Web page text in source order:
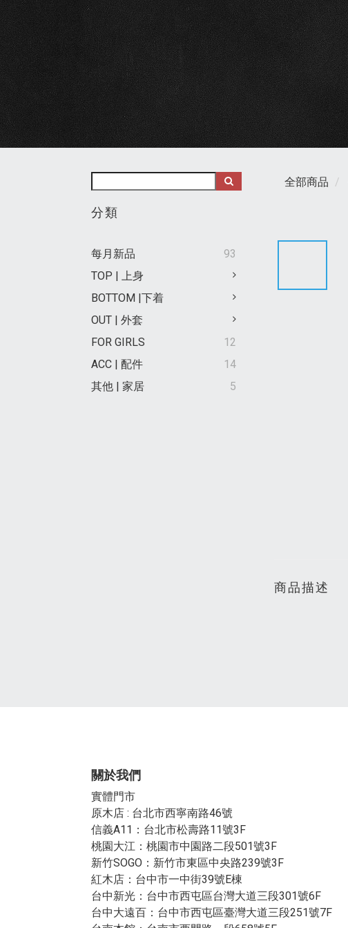
分類
每月新品
93
TOP | 上身
BOTTOM |下着
OUT | 外套
FOR GIRLS
12
ACC | 配件
14
其他 | 家居
5
全部商品
商品描述
關於我們
實體門市
原木店 : 台北市西寧南路46號
信義A11：台北市松壽路11號3F
桃園大江：桃園市中園路二段501號3F
新竹SOGO：新竹市東區中央路239號3F
紅木店：台中市一中街39號E棟
台中新光：台中市西屯區台灣大道三段301號6F
台中大遠百：台中市西屯區臺灣大道三段251號7F